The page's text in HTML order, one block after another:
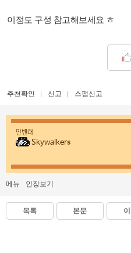
이정도 구성 참고해보세요 ㅎ
추천확인 신고 스팸신고
인벤러
Skywalkers
메뉴 인장보기
목록 본문